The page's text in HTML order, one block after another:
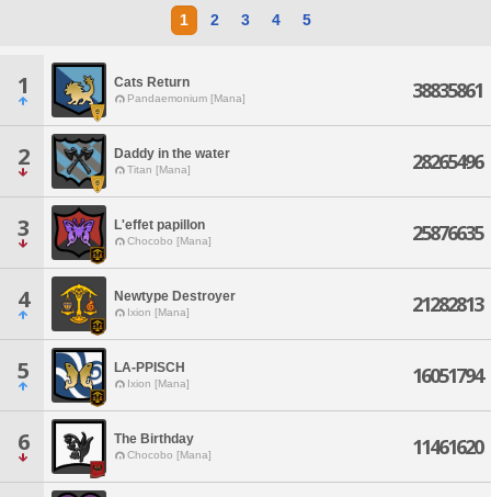
1 2 3 4 5
1 Cats Return
Pandaemonium [Mana] 38835861
2 Daddy in the water
Titan [Mana] 28265496
3 L'effet papillon
Chocobo [Mana] 25876635
4 Newtype Destroyer
Ixion [Mana] 21282813
5 LA-PPISCH
Ixion [Mana] 16051794
6 The Birthday
Chocobo [Mana] 11461620